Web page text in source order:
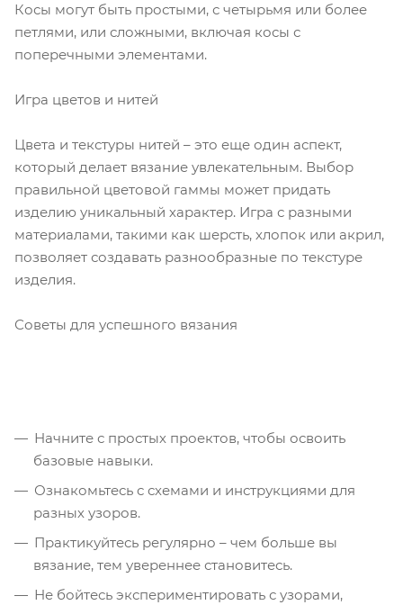
Косы могут быть простыми, с четырьмя или более
петлями, или сложными, включая косы с
поперечными элементами.
Игра цветов и нитей
Цвета и текстуры нитей – это еще один аспект,
который делает вязание увлекательным. Выбор
правильной цветовой гаммы может придать
изделию уникальный характер. Игра с разными
материалами, такими как шерсть, хлопок или акрил,
позволяет создавать разнообразные по текстуре
изделия.
Советы для успешного вязания
Начните с простых проектов, чтобы освоить
базовые навыки.
Ознакомьтесь с схемами и инструкциями для
разных узоров.
Практикуйтесь регулярно – чем больше вы
вязание, тем увереннее становитесь.
Не бойтесь экспериментировать с узорами,